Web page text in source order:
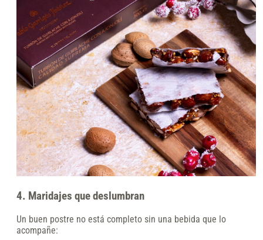
4. Maridajes que deslumbran
Un buen postre no está completo sin una bebida que lo
acompañe: